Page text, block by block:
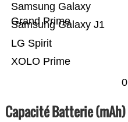
XOLO Prime
LG Spirit
Samsung Galaxy J1
Samsung Galaxy
Grand Prime
0
Capacité Batterie (mAh)